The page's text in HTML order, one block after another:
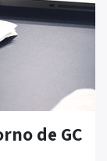
de GC